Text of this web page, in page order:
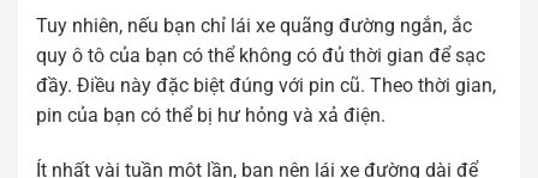
Tuy nhiên, nếu bạn chỉ lái xe quãng đường ngắn, ắc
quy ô tô của bạn có thể không có đủ thời gian để sạc
đầy. Điều này đặc biệt đúng với pin cũ. Theo thời gian,
pin của bạn có thể bị hư hỏng và xả điện.
Ít nhất vài tuần một lần, bạn nên lái xe đường dài để